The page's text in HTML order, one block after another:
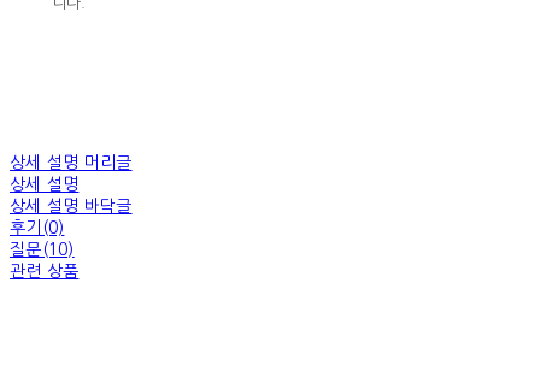
니다.
상세 설명 머리글
상세 설명
상세 설명 바닥글
후기(0)
질문(10)
관련 상품